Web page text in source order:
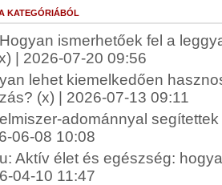
KATEGÓRIÁBÓL
ismerhetőek fel a
| 2026-07-20 09:56
lehet kiemelkedően
(x) | 2026-07-13 09:11
adománnyal
06-08 10:08
Aktív élet és egészség:
04-10 11:47